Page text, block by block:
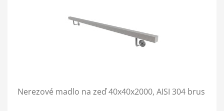
Nerezové madlo na zeď 40x40x2000, AISI 304 brus